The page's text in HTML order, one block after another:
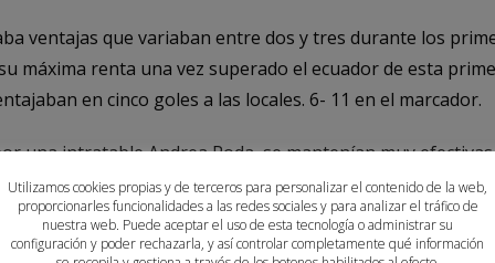
ventajas que variaban entre dos y tres durante los
máxima renta una vez superado el ecuador de esta
en cinco goles a las locales. 6- 11 en el marcador.
una intratable Andrea Roda, se mantenían muy
de Montse Puche ponían todo su empeño en reducir
Apretaron los dientes y se mostraron sólidas en defensa,
imposibles para la portera visitante. Se marchaban
Utilizamos cookies propias y de terceros para personalizar el contenido de la web,
proporcionarles funcionalidades a las redes sociales y para analizar el tráfico de
nuestra web. Puede aceptar el uso de esta tecnología o administrar su
configuración y poder rechazarla, y así controlar completamente qué información